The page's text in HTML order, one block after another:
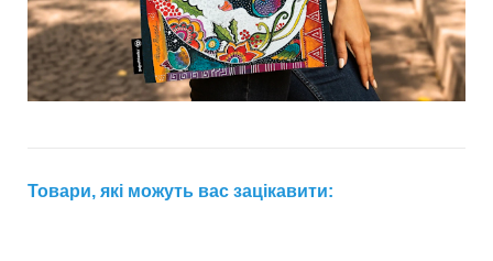
Товари, які можуть вас зацікавити: